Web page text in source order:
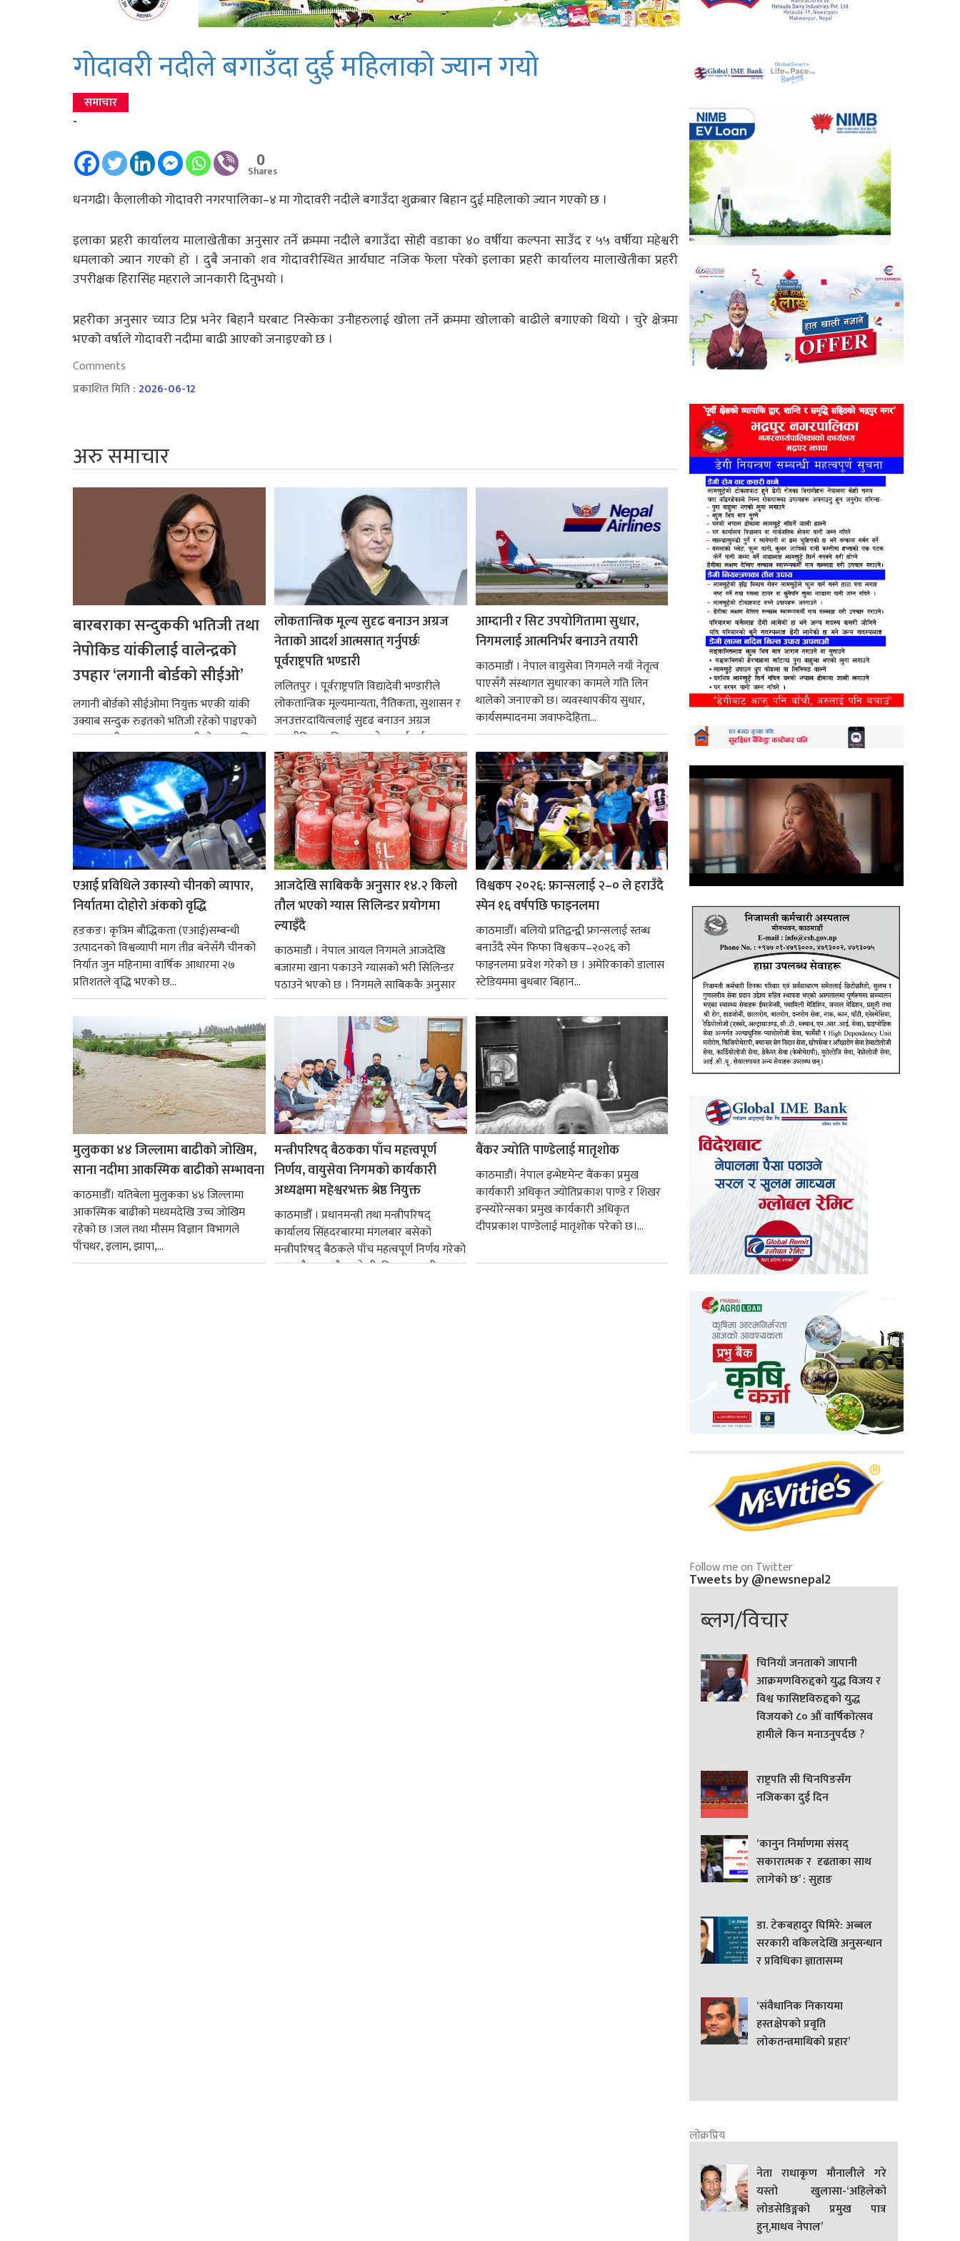
गोदावरी नदीले बगाउँदा दुई महिलाको ज्यान गयो
समाचार
-
0
Shares
धनगढी। कैलालीको गोदावरी नगरपालिका–४ मा गोदावरी नदीले बगाउँदा शुक्रबार बिहान दुई महिलाको ज्यान गएको छ ।
इलाका प्रहरी कार्यालय मालाखेतीका अनुसार तर्ने क्रममा नदीले बगाउँदा सोही वडाका ४० वर्षीया कल्पना साउँद र ५५ वर्षीया महेश्वरी
धमलाको ज्यान गएको हो । दुबै जनाको शव गोदावरीस्थित आर्यघाट नजिक फेला परेको इलाका प्रहरी कार्यालय मालाखेतीका प्रहरी
उपरीक्षक हिरासिंह महराले जानकारी दिनुभयो ।
प्रहरीका अनुसार च्याउ टिप्न भनेर बिहानै घरबाट निस्केका उनीहरुलाई खोला तर्ने क्रममा खोलाको बाढीले बगाएको थियो । चुरे क्षेत्रमा
भएको वर्षाले गोदावरी नदीमा बाढी आएको जनाइएको छ ।
Comments
प्रकाशित मिति :2026-06-12
अरु समाचार
बारबराका सन्दुककी भतिजी तथा
नेपोकिड यांकीलाई वालेन्द्रको
उपहार ‘लगानी बोर्डको सीईओ’
लगानी बोर्डको सीईओमा नियुक्त भएकी यांकी
उक्याब सन्दुक रुइतको भतिजी रहेको पाइएको
छ। तत्कालीन समयमा महाकालीको अञ्चलाधिश
नै बनेका जोन...
लोकतान्त्रिक मूल्य सुदृढ बनाउन अग्रज
नेताको आदर्श आत्मसात् गर्नुपर्छः
पूर्वराष्ट्रपति भण्डारी
ललितपुर । पूर्वराष्ट्रपति विद्यादेवी भण्डारीले
लोकतान्त्रिक मूल्यमान्यता, नैतिकता, सुशासन र
जनउत्तरदायित्वलाई सुदृढ बनाउन अग्रज
राजनीतिक व्यक्तित्वहरूको आदर्शलाई आत्मसात्
गर्न आवश्यक...
आम्दानी र सिट उपयोगितामा सुधार,
निगमलाई आत्मनिर्भर बनाउने तयारी
काठमाडाैं । नेपाल वायुसेवा निगमले नयाँ नेतृत्व
पाएसँगै संस्थागत सुधारका कामले गति लिन
थालेको जनाएको छ। व्यवस्थापकीय सुधार,
कार्यसम्पादनमा जवाफदेहिता...
एआई प्रविधिले उकास्यो चीनको व्यापार,
निर्यातमा दोहोरो अंकको वृद्धि
हङकङ। कृत्रिम बौद्धिकता (एआई)सम्बन्धी
उत्पादनको विश्वव्यापी माग तीव्र बनेसँगै चीनको
निर्यात जुन महिनामा वार्षिक आधारमा २७
प्रतिशतले वृद्धि भएको छ...
आजदेखि साबिककै अनुसार १४.२ किलो
तौल भएको ग्यास सिलिन्डर प्रयोगमा
ल्याइँदै
काठमाडौं । नेपाल आयल निगमले आजदेखि
बजारमा खाना पकाउने ग्यासको भरी सिलिन्डर
पठाउने भएको छ । निगमले साबिककै अनुसार
१४.२...
विश्वकप २०२६: फ्रान्सलाई २–० ले हराउँदै
स्पेन १६ वर्षपछि फाइनलमा
काठमाडौँ। बलियो प्रतिद्वन्द्वी फ्रान्सलाई स्तब्ध
बनाउँदै स्पेन फिफा विश्वकप–२०२६ को
फाइनलमा प्रवेश गरेको छ । अमेरिकाको डालास
स्टेडियममा बुधबार बिहान...
मुलुकका ४४ जिल्लामा बाढीको जोखिम,
साना नदीमा आकस्मिक बाढीको सम्भावना
काठमाडौँ। यतिबेला मुलुकका ४४ जिल्लामा
आकस्मिक बाढीको मध्यमदेखि उच्च जोखिम
रहेको छ ।जल तथा मौसम विज्ञान विभागले
पाँचथर, इलाम, झापा,...
मन्त्रीपरिषद् बैठकका पाँच महत्त्वपूर्ण
निर्णय, वायुसेवा निगमको कार्यकारी
अध्यक्षमा महेश्वरभक्त श्रेष्ठ नियुक्त
काठमाडौँ । प्रधानमन्त्री तथा मन्त्रीपरिषद्
कार्यालय सिंहदरबारमा मंगलबार बसेको
मन्त्रीपरिषद् बैठकले पाँच महत्वपूर्ण निर्णय गरेको
छ । यसैक्रममा बैडकले बीउबिजनसम्बन्धी...
बैंकर ज्योति पाण्डेलाई मातृशोक
काठमाडौं। नेपाल इन्भेष्टमेन्ट बैंकका प्रमुख
कार्यकारी अधिकृत ज्योतिप्रकाश पाण्डे र शिखर
इन्स्योरेन्सका प्रमुख कार्यकारी अधिकृत
दीपप्रकाश पाण्डेलाई मातृशोक परेको छ।...
Follow me on Twitter
Tweets by @newsnepal2
ब्लग/विचार
चिनियाँ जनताको जापानी
आक्रमणविरुद्दको युद्ध विजय र
विश्व फासिष्टविरुद्दको युद्ध
विजयको ८० औं वार्षिकोत्सव
हामीले किन मनाउनुपर्दछ ?
राष्ट्रपति सी चिनपिङसँग
नजिकका दुई दिन
‘कानुन निर्माणमा संसद्
सकारात्मक र दृढताका साथ
लागेको छ’ : सुहाङ
डा. टेकबहादुर घिमिरे: अब्बल
सरकारी वकिलदेखि अनुसन्धान
र प्रविधिका ज्ञातासम्म
‘संवैधानिक निकायमा
हस्तक्षेपको प्रवृति
लोकतन्त्रमाथिको प्रहार’
लोक्रप्रिय
नेता राधाकृण मौनालीले गरे
यस्तो खुलासा-‘अहिलेको
लोडसेडिङ्गको प्रमुख पात्र
हुन्,माधव नेपाल’